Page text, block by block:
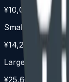
¥10,000
Small Entity
¥14,200
Large Entity
¥25,600